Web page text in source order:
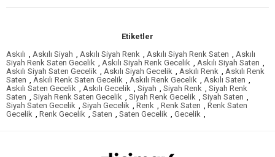
Etiketler
Askılı , Askılı Siyah , Askılı Siyah Renk , Askılı Siyah Renk Saten , Askılı
Siyah Renk Saten Gecelik , Askılı Siyah Renk Gecelik , Askılı Siyah Saten ,
Askılı Siyah Saten Gecelik , Askılı Siyah Gecelik , Askılı Renk , Askılı Renk
Saten , Askılı Renk Saten Gecelik , Askılı Renk Gecelik , Askılı Saten ,
Askılı Saten Gecelik , Askılı Gecelik , Siyah , Siyah Renk , Siyah Renk
Saten , Siyah Renk Saten Gecelik , Siyah Renk Gecelik , Siyah Saten ,
Siyah Saten Gecelik , Siyah Gecelik , Renk , Renk Saten , Renk Saten
Gecelik , Renk Gecelik , Saten , Saten Gecelik , Gecelik ,